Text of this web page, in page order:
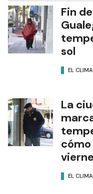
Fin
sol
EL CLIMA
La
EL CLIMA